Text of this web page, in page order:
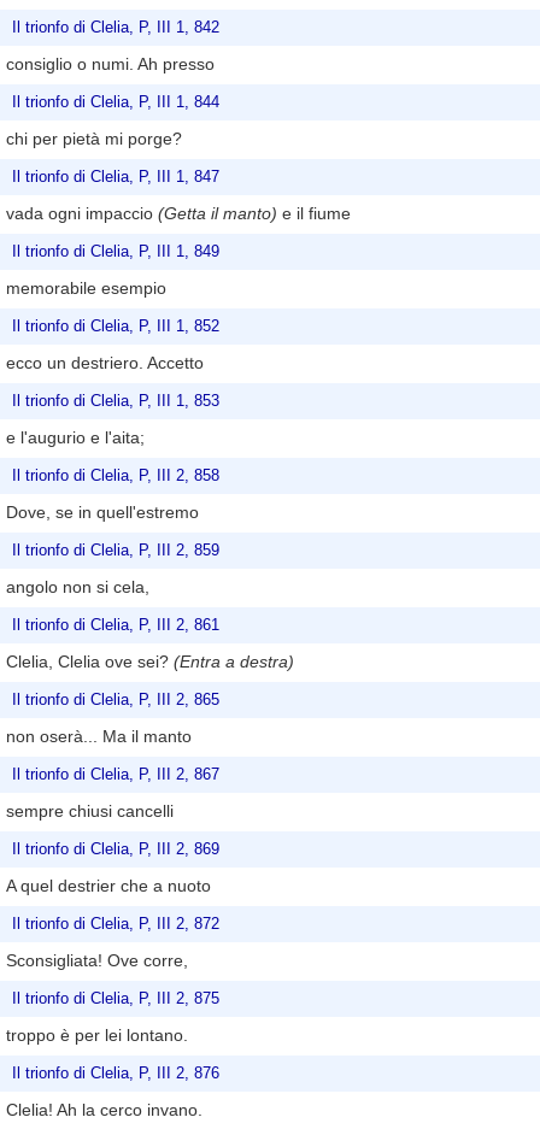
Il trionfo di Clelia, P, III 1, 842
consiglio o numi. Ah presso
Il trionfo di Clelia, P, III 1, 844
chi per pietà mi porge?
Il trionfo di Clelia, P, III 1, 847
vada ogni impaccio (Getta il manto) e il fiume
Il trionfo di Clelia, P, III 1, 849
memorabile esempio
Il trionfo di Clelia, P, III 1, 852
ecco un destriero. Accetto
Il trionfo di Clelia, P, III 1, 853
e l'augurio e l'aita;
Il trionfo di Clelia, P, III 2, 858
Dove, se in quell'estremo
Il trionfo di Clelia, P, III 2, 859
angolo non si cela,
Il trionfo di Clelia, P, III 2, 861
Clelia, Clelia ove sei? (Entra a destra)
Il trionfo di Clelia, P, III 2, 865
non oserà... Ma il manto
Il trionfo di Clelia, P, III 2, 867
sempre chiusi cancelli
Il trionfo di Clelia, P, III 2, 869
A quel destrier che a nuoto
Il trionfo di Clelia, P, III 2, 872
Sconsigliata! Ove corre,
Il trionfo di Clelia, P, III 2, 875
troppo è per lei lontano.
Il trionfo di Clelia, P, III 2, 876
Clelia! Ah la cerco invano.